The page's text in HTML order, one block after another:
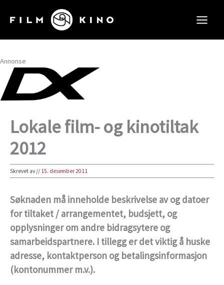
rett
innholdet
Annonse
Lokale film- og kinotiltak
2012
Skrevet av// 15. desember 2011
Søknaden må inneholde beskrivelse av og datoer
for tiltaket / arrangementet, budsjett, og
opplysninger om andre bidragsytere og
samarbeidspartnere. I tillegg er det viktig å huske
adresse, kontaktperson og betalingsinformasjon
(kontonummer m.v.).